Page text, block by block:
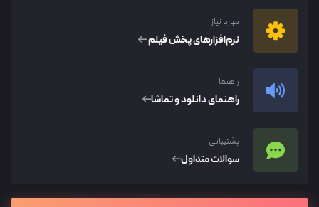
مورد نیاز
نرم‌افزار‌های پخش فیلم
راهنما
راهنمای دانلود و تماشا
پشتیبانی
سوالات متداول